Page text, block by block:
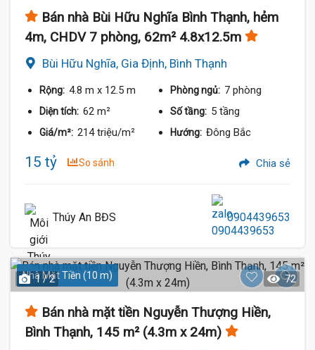
Bán nhà Bùi Hữu Nghĩa Bình Thạnh, hẻm
4m, CHDV 7 phòng, 62m² 4.8x12.5m
Bùi Hữu Nghĩa, Gia Định, Bình Thạnh
Rộng: 4.8 m x 12.5 m Phòng ngủ: 7 phòng
Diện tích: 62 m² Số tầng: 5 tầng
Giá/m²: 214 triệu/m² Hướng: Đông Bắc
15 tỷ So sánh Chia sẻ
Thúy An BĐS 0904439653
Nhà Mặt Tiền (10 m)
1 / 2 72
Bán nhà mặt tiền Nguyễn Thượng Hiền,
Bình Thạnh, 145 m² (4.3m x 24m)